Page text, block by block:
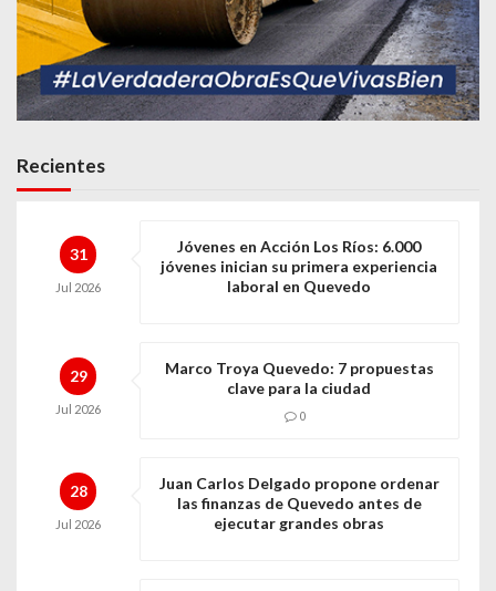
Recientes
31
Jul 2026
Jóvenes en Acción Los Ríos: 6.000
jóvenes inician su primera experiencia
laboral en Quevedo
29
Jul 2026
Marco Troya Quevedo: 7 propuestas
clave para la ciudad
0
28
Jul 2026
Juan Carlos Delgado propone ordenar
las finanzas de Quevedo antes de
ejecutar grandes obras